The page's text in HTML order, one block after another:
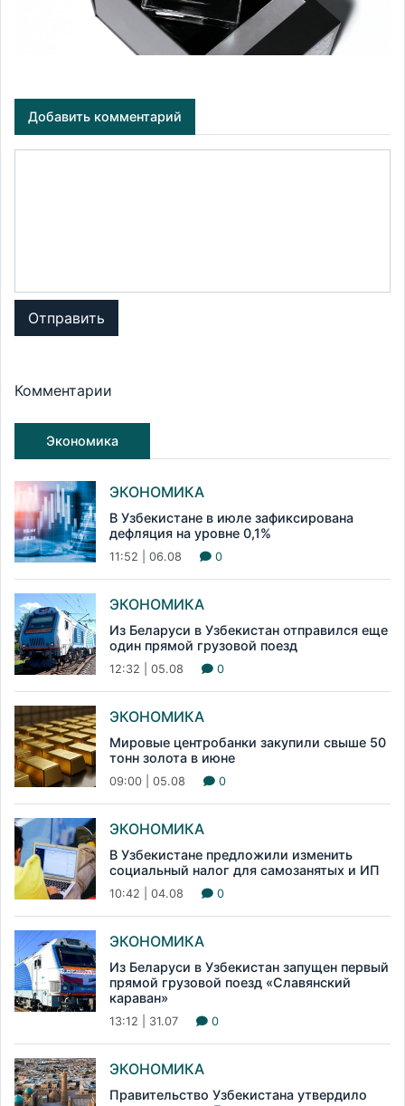
Добавить комментарий
Отправить
Комментарии
Экономика
ЭКОНОМИКА
В Узбекистане в июле зафиксирована
дефляция на уровне 0,1%
11:52 | 06.08 0
ЭКОНОМИКА
Из Беларуси в Узбекистан отправился еще
один прямой грузовой поезд
12:32 | 05.08 0
ЭКОНОМИКА
Мировые центробанки закупили свыше 50
тонн золота в июне
09:00 | 05.08 0
ЭКОНОМИКА
В Узбекистане предложили изменить
социальный налог для самозанятых и ИП
10:42 | 04.08 0
ЭКОНОМИКА
Из Беларуси в Узбекистан запущен первый
прямой грузовой поезд «Славянский
караван»
13:12 | 31.07 0
ЭКОНОМИКА
Правительство Узбекистана утвердило